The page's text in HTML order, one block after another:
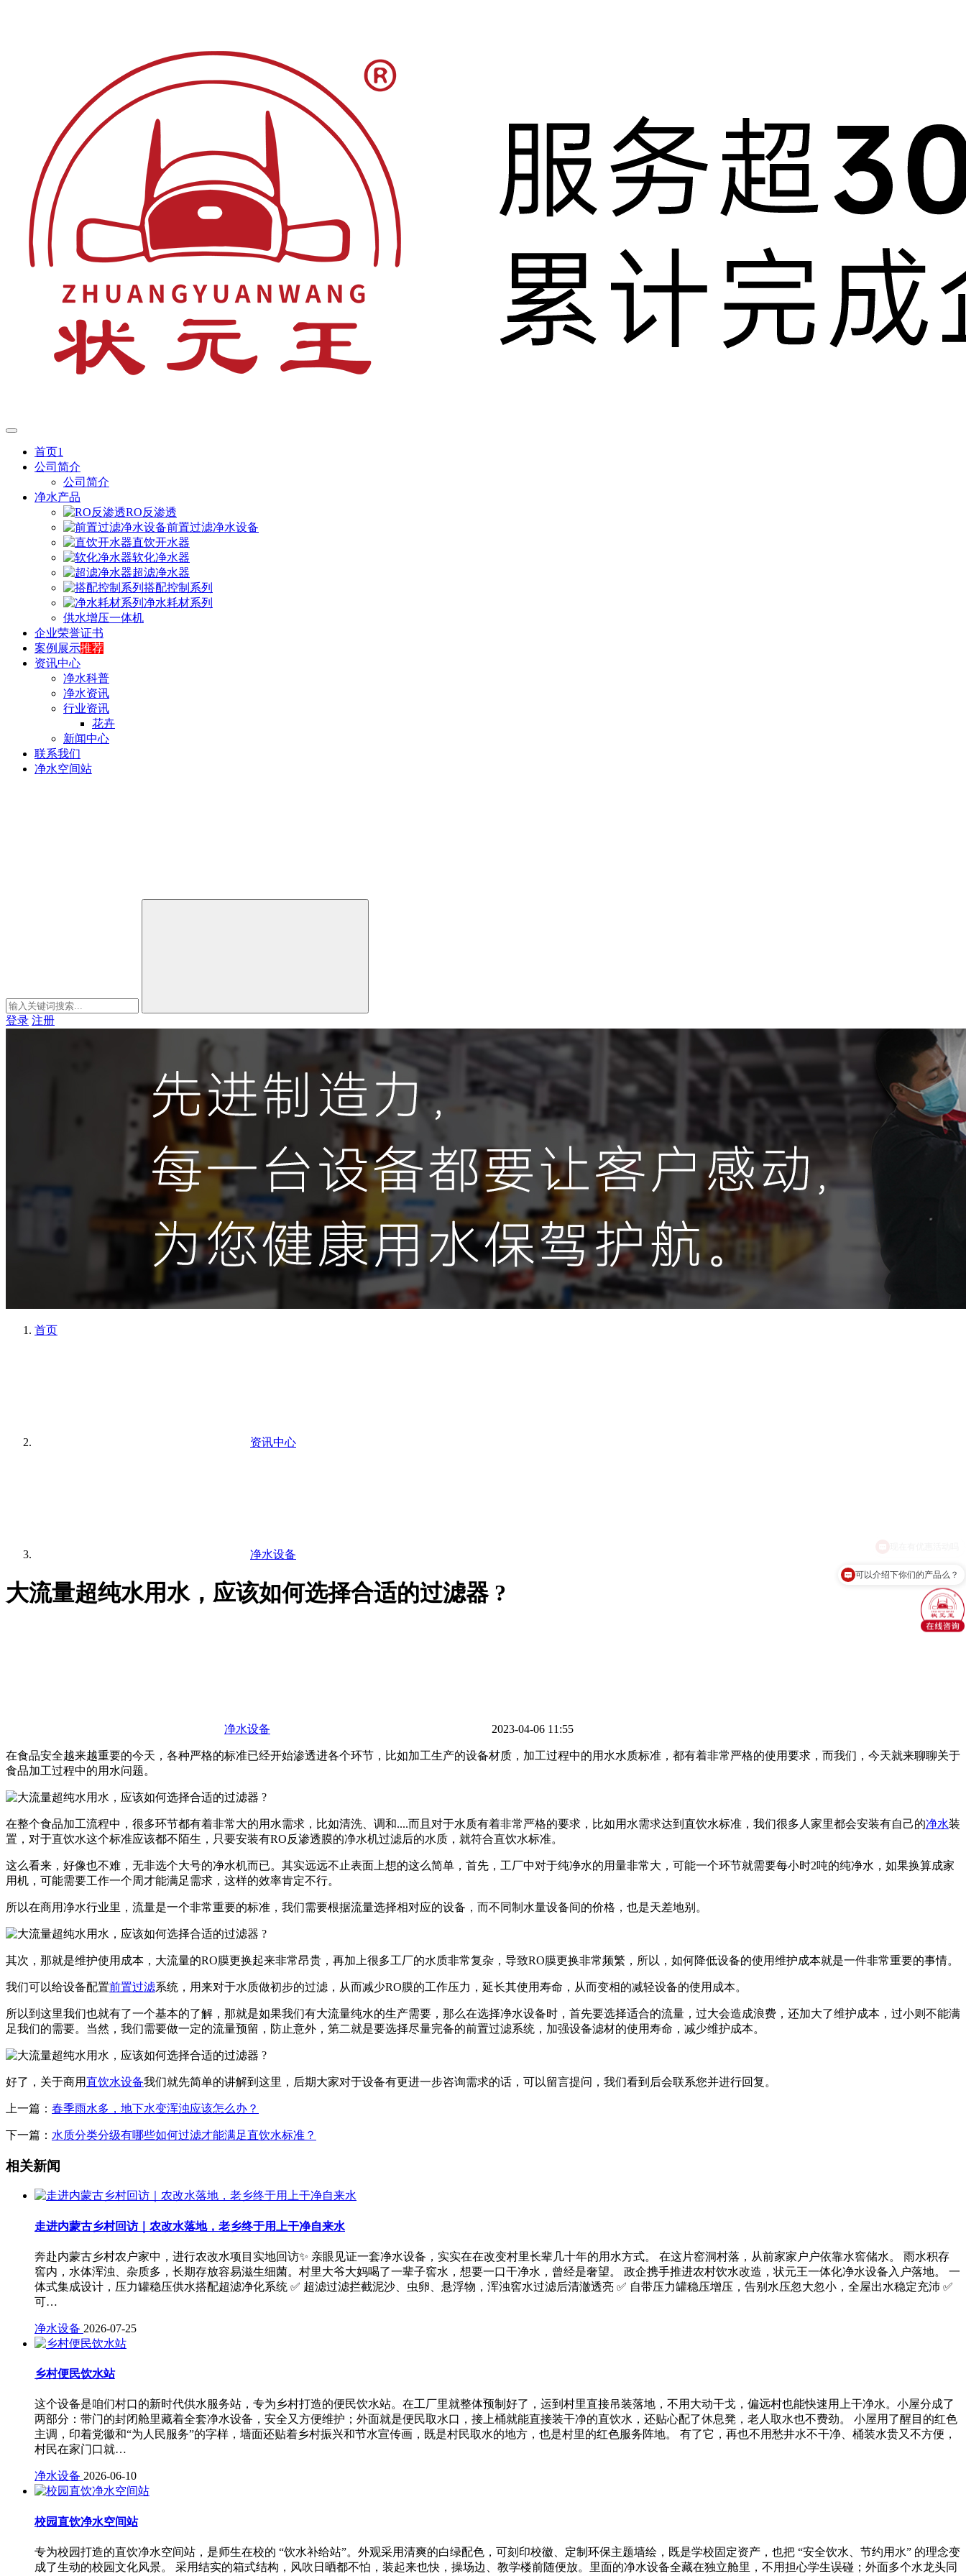
首页1
公司简介
公司简介
净水产品
RO反渗透
前置过滤净水设备
直饮开水器
软化净水器
超滤净水器
搭配控制系列
净水耗材系列
供水增压一体机
企业荣誉证书
案例展示推荐
资讯中心
净水科普
净水资讯
行业资讯
花卉
新闻中心
联系我们
净水空间站
登录 注册
首页
资讯中心
净水设备
大流量超纯水用水，应该如何选择合适的过滤器 ?
净水设备 2023-04-06 11:55
在食品安全越来越重要的今天，各种严格的标准已经开始渗透进各个环节，比如加工生产的设备材质，加工过程中的用水水质标准，都有着非常严格的使用要求，而我们，今天就来聊聊关于
食品加工过程中的用水问题。
在整个食品加工流程中，很多环节都有着非常大的用水需求，比如清洗、调和....而且对于水质有着非常严格的要求，比如用水需求达到直饮水标准，我们很多人家里都会安装有自己的净水装
置，对于直饮水这个标准应该都不陌生，只要安装有RO反渗透膜的净水机过滤后的水质，就符合直饮水标准。
这么看来，好像也不难，无非选个大号的净水机而已。其实远远不止表面上想的这么简单，首先，工厂中对于纯净水的用量非常大，可能一个环节就需要每小时2吨的纯净水，如果换算成家
用机，可能需要工作一个周才能满足需求，这样的效率肯定不行。
所以在商用净水行业里，流量是一个非常重要的标准，我们需要根据流量选择相对应的设备，而不同制水量设备间的价格，也是天差地别。
其次，那就是维护使用成本，大流量的RO膜更换起来非常昂贵，再加上很多工厂的水质非常复杂，导致RO膜更换非常频繁，所以，如何降低设备的使用维护成本就是一件非常重要的事情。
我们可以给设备配置前置过滤系统，用来对于水质做初步的过滤，从而减少RO膜的工作压力，延长其使用寿命，从而变相的减轻设备的使用成本。
所以到这里我们也就有了一个基本的了解，那就是如果我们有大流量纯水的生产需要，那么在选择净水设备时，首先要选择适合的流量，过大会造成浪费，还加大了维护成本，过小则不能满
足我们的需要。当然，我们需要做一定的流量预留，防止意外，第二就是要选择尽量完备的前置过滤系统，加强设备滤材的使用寿命，减少维护成本。
好了，关于商用直饮水设备我们就先简单的讲解到这里，后期大家对于设备有更进一步咨询需求的话，可以留言提问，我们看到后会联系您并进行回复。
上一篇： 春季雨水多，地下水变浑浊应该怎么办？
下一篇： 水质分类分级有哪些如何过滤才能满足直饮水标准？
相关新闻
走进内蒙古乡村回访｜农改水落地，老乡终于用上干净自来水
奔赴内蒙古乡村农户家中，进行农改水项目实地回访✨ 亲眼见证一套净水设备，实实在在改变村里长辈几十年的用水方式。 在这片窑洞村落，从前家家户户依靠水窖储水。 雨水积存
窖内，水体浑浊、杂质多，长期存放容易滋生细菌。村里大爷大妈喝了一辈子窖水，想要一口干净水，曾经是奢望。 政企携手推进农村饮水改造，状元王一体化净水设备入户落地。 一
体式集成设计，压力罐稳压供水搭配超滤净化系统 ✅ 超滤过滤拦截泥沙、虫卵、悬浮物，浑浊窖水过滤后清澈透亮 ✅ 自带压力罐稳压增压，告别水压忽大忽小，全屋出水稳定充沛 ✅
可…
净水设备 2026-07-25
乡村便民饮水站
这个设备是咱们村口的新时代供水服务站，专为乡村打造的便民饮水站。在工厂里就整体预制好了，运到村里直接吊装落地，不用大动干戈，偏远村也能快速用上干净水。小屋分成了
两部分：带门的封闭舱里藏着全套净水设备，安全又方便维护；外面就是便民取水口，接上桶就能直接装干净的直饮水，还贴心配了休息凳，老人取水也不费劲。 小屋用了醒目的红色
主调，印着党徽和“为人民服务”的字样，墙面还贴着乡村振兴和节水宣传画，既是村民取水的地方，也是村里的红色服务阵地。 有了它，再也不用愁井水不干净、桶装水贵又不方便，
村民在家门口就…
净水设备 2026-06-10
校园直饮净水空间站
专为校园打造的直饮净水空间站，是师生在校的 “饮水补给站”。外观采用清爽的白绿配色，可刻印校徽、定制环保主题墙绘，既是学校固定资产，也把 “安全饮水、节约用水” 的理念变
成了生动的校园文化风景。 采用结实的箱式结构，风吹日晒都不怕，装起来也快，操场边、教学楼前随便放。里面的净水设备全藏在独立舱里，不用担心学生误碰；外面多个水龙头同
可以介绍下你们的产品么？